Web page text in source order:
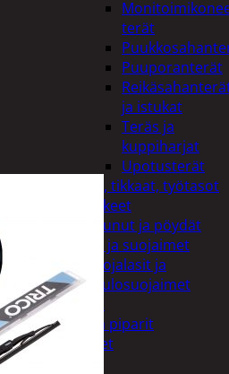
terät
Puuporanterät
ja istukat
Teräs ja
kuppiharjat
Upotusterät
Telineet, tikkaat, työtasot
ja tarvikkeet
Vaunut ja pöydät
Työasut ja suojaimet
Suojalasit ja
kuulosuojaimet
Elintarvikkeet
Keksit ja piparit
Mausteet